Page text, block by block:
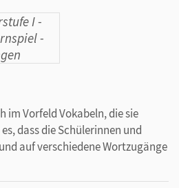
im Vorfeld Vokabeln, die sie
dass die Schülerinnen und
auf verschiedene Wortzugänge